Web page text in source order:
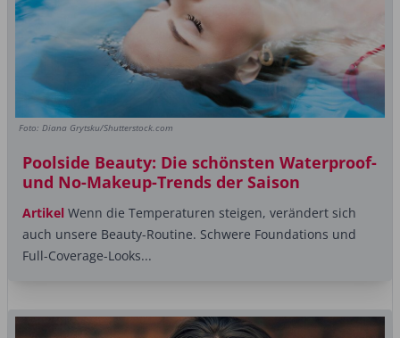
Foto: Diana Grytsku/Shutterstock.com
Poolside Beauty: Die schönsten Waterproof-
und No-Makeup-Trends der Saison
Artikel Wenn die Temperaturen steigen, verändert sich
auch unsere Beauty-Routine. Schwere Foundations und
Full-Coverage-Looks...